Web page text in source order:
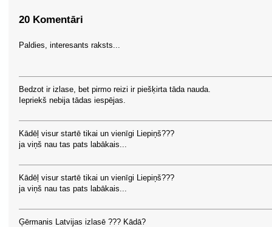
20 Komentāri
Paldies, interesants raksts...
Bedzot ir izlase, bet pirmo reizi ir piešķirta tāda nauda.
Iepriekš nebija tādas iespējas.
Kādēļ visur startē tikai un vienīgi Liepiņš???
ja viņš nau tas pats labākais...
Kādēļ visur startē tikai un vienīgi Liepiņš???
ja viņš nau tas pats labākais...
Ģērmanis Latvijas izlasē ??? Kādā?